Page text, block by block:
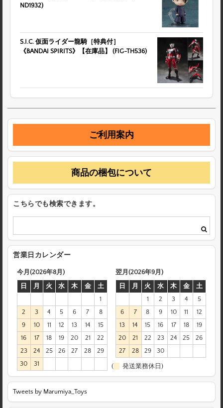
ND1932)
S.I.C. 仮面ライダー龍騎［特典付］
《BANDAI SPIRITS》【在庫品】 (FIG-TH536)
ご利用案内
商品の梱包について
こちらでも検索できます。
営業日カレンダー
今月(2026年8月)
日
月 火 水 木 金
土
1
2
3 4 5 6 7
8
9
10 11 12 13 14
15
16
17 18 19 20 21
22
23
24 25 26 27 28
29
30
31
翌月(2026年9月)
日
月 火 水 木 金
土
1
2 3 4
5
6
7 8 9 10 11
12
13
14 15 16 17 18
19
20
21 22 23 24 25
26
27
28 29 30
( 発送業務休日)
Tweets by Marumiya_Toys